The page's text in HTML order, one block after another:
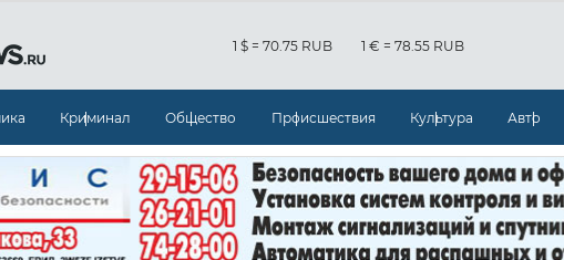
1 $ = 70.75 RUB 1 € = 78.55 RUB
Криминал Общество Происшествия Культура Авто